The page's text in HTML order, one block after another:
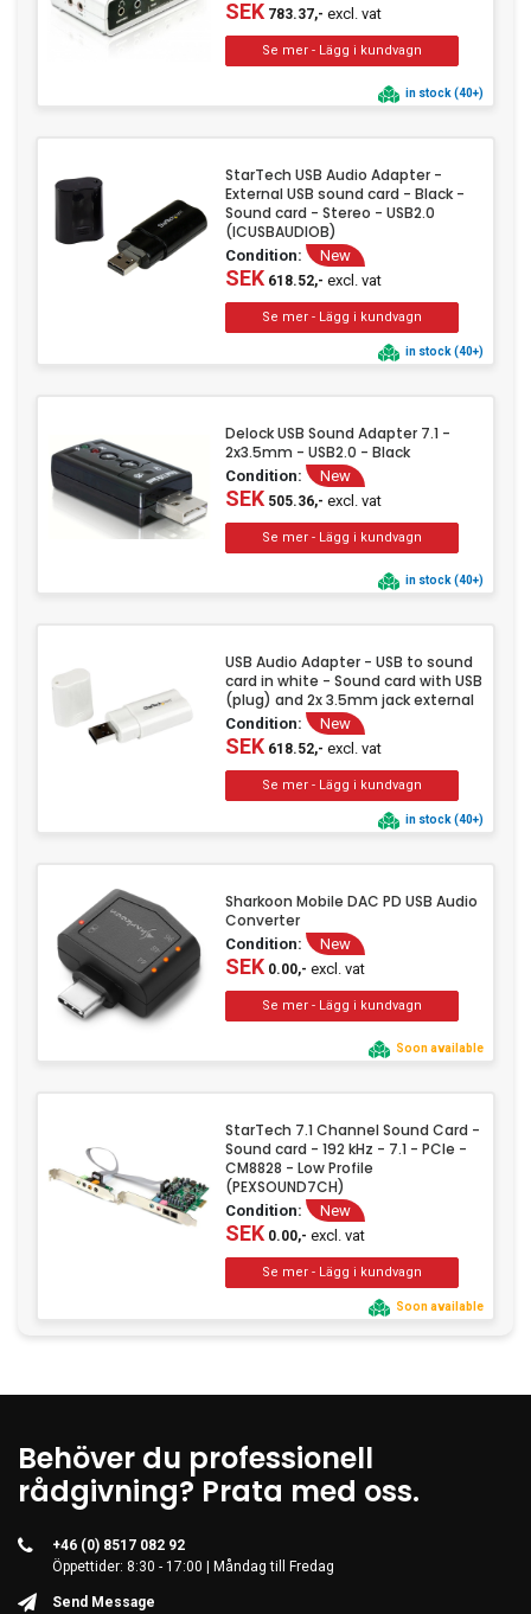
SEK783.37,- excl. vat
in stock (40+)
StarTech USB Audio Adapter -
External USB sound card - Black -
Sound card - Stereo - USB2.0
(ICUSBAUDIOB)
Condition: New
SEK618.52,- excl. vat
in stock (40+)
Delock USB Sound Adapter 7.1 -
2x3.5mm - USB2.0 - Black
Condition: New
SEK505.36,- excl. vat
in stock (40+)
USB Audio Adapter - USB to sound
card in white - Sound card with USB
(plug) and 2x 3.5mm jack external
Condition: New
SEK618.52,- excl. vat
in stock (40+)
Sharkoon Mobile DAC PD USB Audio
Converter
Condition: New
SEK0.00,- excl. vat
Soon available
StarTech 7.1 Channel Sound Card -
Sound card - 192 kHz - 7.1 - PCIe -
CM8828 - Low Profile
(PEXSOUND7CH)
Condition: New
SEK0.00,- excl. vat
Soon available
Behöver du professionell
rådgivning? Prata med oss.
+46 (0) 8517 082 92
Öppettider: 8:30 - 17:00 | Måndag till Fredag
Send Message